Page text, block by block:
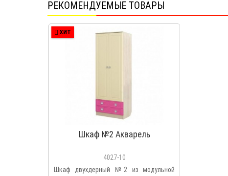
РЕКОМЕНДУЕМЫЕ ТОВАРЫ
ХИТ
Шкаф №2 Акварель
4027-10
Шкаф двухдерный №2 из модульной